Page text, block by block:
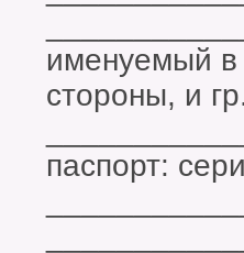
именуемый
стороны, и
паспорт: